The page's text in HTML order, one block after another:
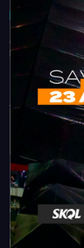
Acompanhe todas
Fortaleza. Dicas,
Categorias
Camarote Vip
Cidade
Destaques